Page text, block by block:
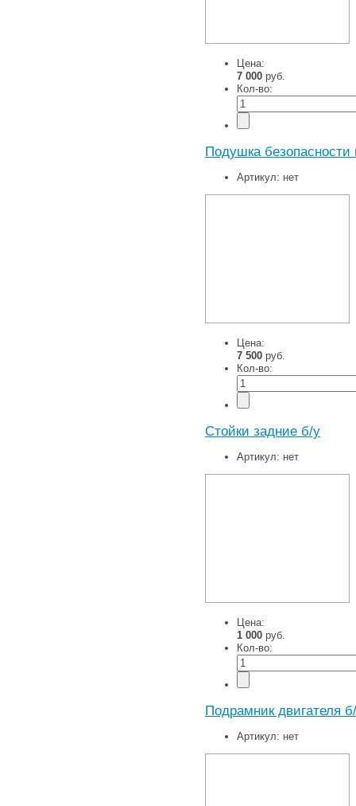
Цена:
7 000 руб.
Кол-во:
Подушка безопасности
Артикул: нет
Цена:
7 500 руб.
Кол-во:
Стойки задние б/у
Артикул: нет
Цена:
1 000 руб.
Кол-во:
Подрамник двигателя
Артикул: нет